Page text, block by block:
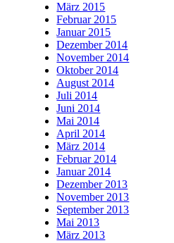
März 2015
Februar 2015
Januar 2015
Dezember 2014
November 2014
Oktober 2014
August 2014
Juli 2014
Juni 2014
Mai 2014
April 2014
März 2014
Februar 2014
Januar 2014
Dezember 2013
November 2013
September 2013
Mai 2013
März 2013